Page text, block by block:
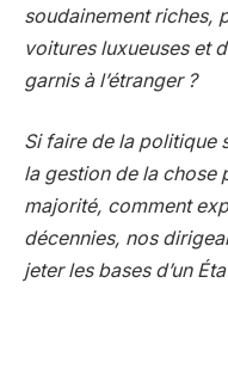
soudainement riches,
voitures luxueuses et
garnis à l’étranger ?
Si faire de la politique
la gestion de la chose
majorité, comment
décennies, nos
jeter les bases d’un